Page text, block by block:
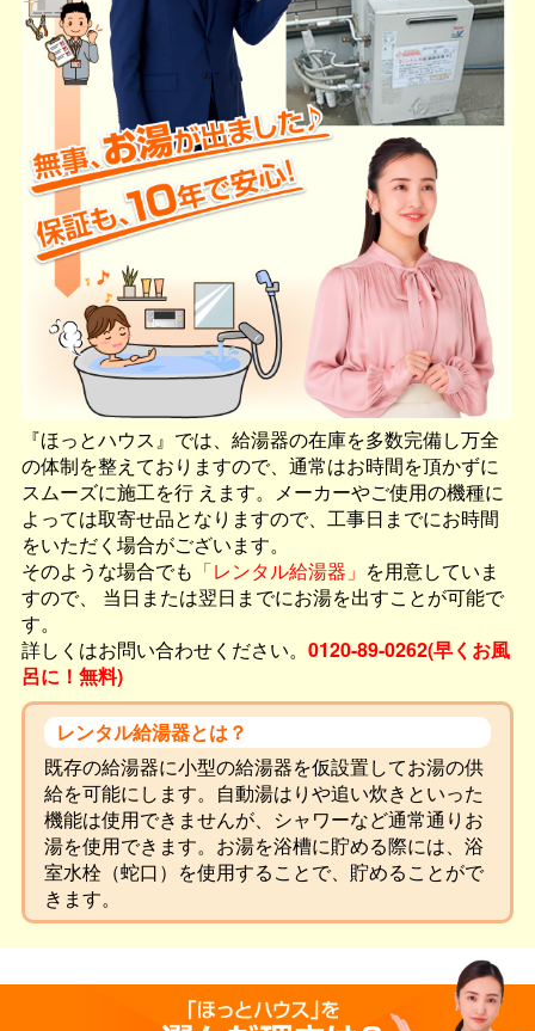
『ほっとハウス』では、給湯器の在庫を多数完備し万全
の体制を整えておりますので、通常はお時間を頂かずに
スムーズに施工を行 えます。メーカーやご使用の機種に
よっては取寄せ品となりますので、工事日までにお時間
をいただく場合がございます。
そのような場合でも 「レンタル給湯器」 を用意していま
すので、
当日または翌日までにお湯を出すことが可能で
す。
詳しくはお問い合わせください。 0120-89-0262(早くお風
呂に！無料)
レンタル給湯器とは？
既存の給湯器に小型の給湯器を仮設置してお湯の供
給を可能にします。自動湯はりや追い炊きといった
機能は使用できませんが、シャワーなど通常通りお
湯を使用できます。お湯を浴槽に貯める際には、浴
室水栓（蛇口）を使用することで、貯めることがで
きます。